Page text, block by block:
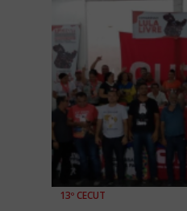
13º CECUT